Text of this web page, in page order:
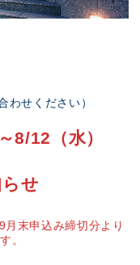
わせください）
8/12（水）
せ
末申込み締切分より
。